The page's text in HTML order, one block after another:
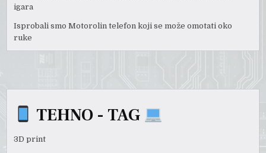
igara
Isprobali smo Motorolin telefon koji se može omotati oko
ruke
TEHNO - TAG
3D print